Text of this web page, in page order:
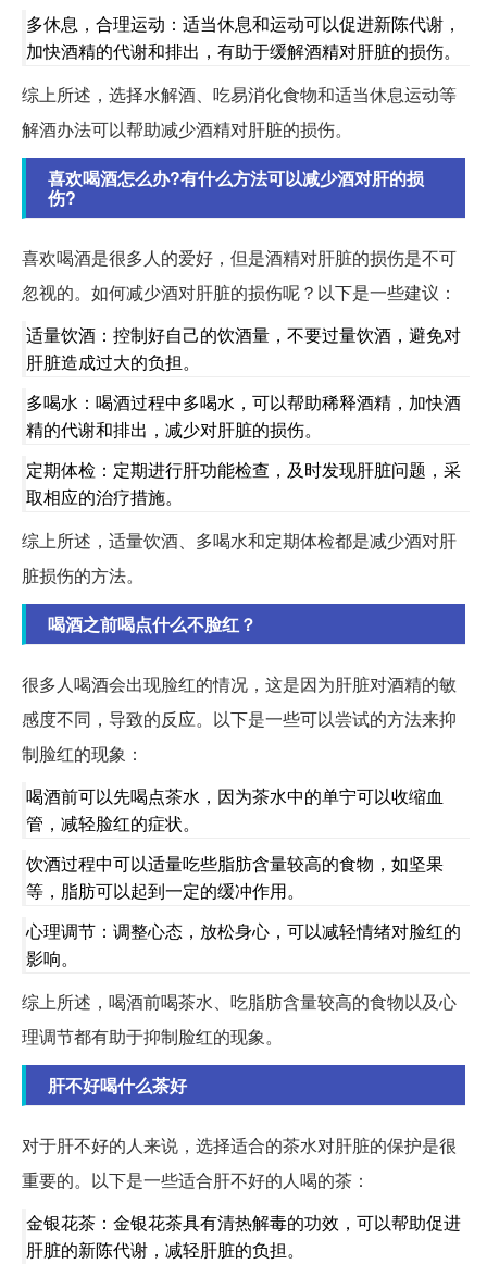
多休息，合理运动：适当休息和运动可以促进新陈代谢，
加快酒精的代谢和排出，有助于缓解酒精对肝脏的损伤。
综上所述，选择水解酒、吃易消化食物和适当休息运动等
解酒办法可以帮助减少酒精对肝脏的损伤。
喜欢喝酒怎么办?有什么方法可以减少酒对肝的损
伤?
喜欢喝酒是很多人的爱好，但是酒精对肝脏的损伤是不可
忽视的。如何减少酒对肝脏的损伤呢？以下是一些建议：
适量饮酒：控制好自己的饮酒量，不要过量饮酒，避免对
肝脏造成过大的负担。
多喝水：喝酒过程中多喝水，可以帮助稀释酒精，加快酒
精的代谢和排出，减少对肝脏的损伤。
定期体检：定期进行肝功能检查，及时发现肝脏问题，采
取相应的治疗措施。
综上所述，适量饮酒、多喝水和定期体检都是减少酒对肝
脏损伤的方法。
喝酒之前喝点什么不脸红？
很多人喝酒会出现脸红的情况，这是因为肝脏对酒精的敏
感度不同，导致的反应。以下是一些可以尝试的方法来抑
制脸红的现象：
喝酒前可以先喝点茶水，因为茶水中的单宁可以收缩血
管，减轻脸红的症状。
饮酒过程中可以适量吃些脂肪含量较高的食物，如坚果
等，脂肪可以起到一定的缓冲作用。
心理调节：调整心态，放松身心，可以减轻情绪对脸红的
影响。
综上所述，喝酒前喝茶水、吃脂肪含量较高的食物以及心
理调节都有助于抑制脸红的现象。
肝不好喝什么茶好
对于肝不好的人来说，选择适合的茶水对肝脏的保护是很
重要的。以下是一些适合肝不好的人喝的茶：
金银花茶：金银花茶具有清热解毒的功效，可以帮助促进
肝脏的新陈代谢，减轻肝脏的负担。